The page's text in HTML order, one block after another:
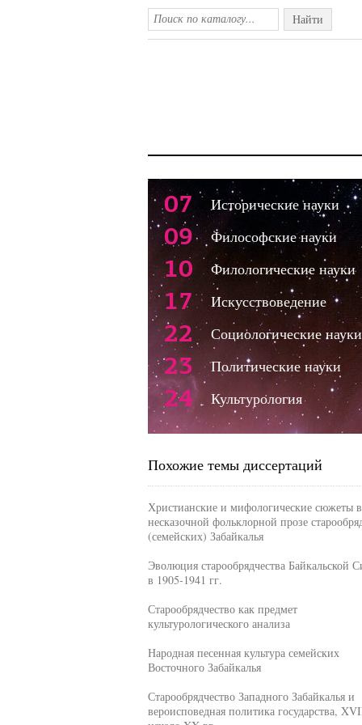
Найти
07 Исторические науки
09 Философские науки
10 Филологические науки
17 Искусствоведение
22 Социологические науки
23 Политические науки
24 Культурология
Похожие темы диссертаций
Христианские и мифологические сюжеты в
несказочной фольклорной прозе
(семейских) Забайкалья
Эволюция старообрядчества Байкальской
в 1905-1941 гг.
Старообрядчество как предмет
культурологического анализа
Народная песенная культура семейских
Восточного Забайкалья
Старообрядчество Западного Забайкалья и
вероисповедная политика государства,